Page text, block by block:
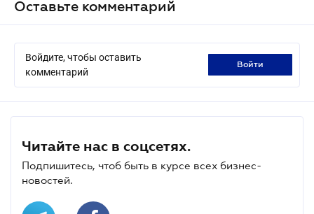
Оставьте комментарий
Войдите, чтобы оставить
комментарий
войти
Читайте нас в соцсетях.
Подпишитесь, чтоб быть в курсе всех бизнес-
новостей.